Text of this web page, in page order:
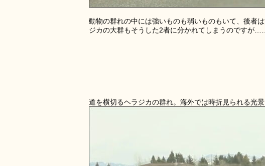
動物の群れの中には強いものも弱いものもいて、後者
ジカの大群もそうした2者に分かれてしまうのですが
道を横切るヘラジカの群れ。海外では時折見られる光景